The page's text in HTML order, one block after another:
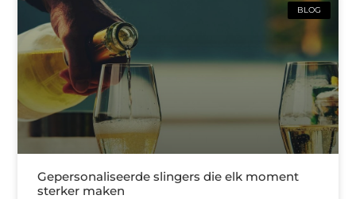
BLOG
Gepersonaliseerde slingers die elk moment
sterker maken